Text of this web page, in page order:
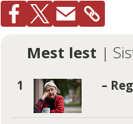
Mest lest |
–